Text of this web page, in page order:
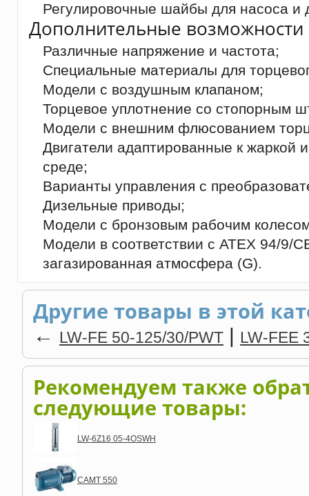
Регулировочные шайбы для насоса и
Дополнительные возможности
Различные напряжение и частота;
Специальные материалы для
Модели с воздушным клапаном;
Торцевое уплотнение со стопорным
Модели с внешним флюсованием
Двигатели адаптированные к жаркой
среде;
Варианты управления с
Дизельные приводы;
Модели с бронзовым рабочим
Модели в соответствии с ATEX 94/9/
загазированная атмосфера (G).
Другие товары в этой
← LW-FE 50-125/30/PWT | LW-FEE
Рекомендуем также
следующие товары:
LW-6Z16 05-4OSWH
CAMT 550